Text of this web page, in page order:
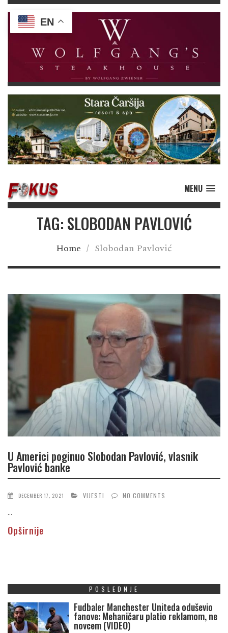
MENU
TAG: SLOBODAN PAVLOVIĆ
Home / Slobodan Pavlović
U Americi poginuo Slobodan Pavlović, vlasnik
Pavlović banke
DECEMBER 17, 2021 VIJESTI NO COMMENTS
...
Opširnije
POSLEDNJE
Fudbaler Manchester Uniteda oduševio
fanove: Mehaničaru platio reklamom, ne
novcem (VIDEO)
EN